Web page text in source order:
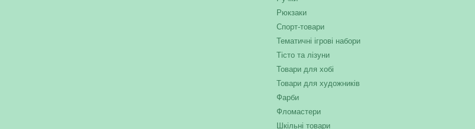
Рюкзаки
Спорт-товари
Тематичні ігрові набори
Тісто та лізуни
Товари для хобі
Товари для художників
Фарби
Фломастери
Шкільні товари